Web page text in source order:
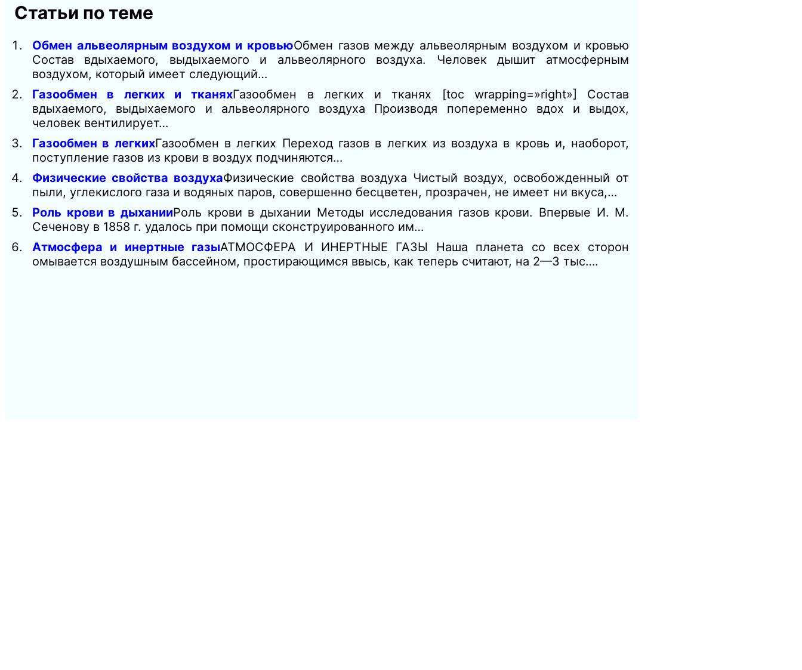
Статьи по теме
Обмен альвеолярным воздухом и кровьюОбмен газов между альвеолярным воздухом и кровью
Состав вдыхаемого, выдыхаемого и альвеолярного воздуха. Человек дышит атмосферным
воздухом, который имеет следующий…
Газообмен в легких и тканяхГазообмен в легких и тканях [toc wrapping=»right»] Состав
вдыхаемого, выдыхаемого и альвеолярного воздуха Производя попеременно вдох и выдох,
человек вентилирует…
Газообмен в легкихГазообмен в легких Переход газов в легких из воздуха в кровь и, наоборот,
поступление газов из крови в воздух подчиняются…
Физические свойства воздухаФизические свойства воздуха Чистый воздух, освобож­денный от
пыли, углекислого газа и водяных паров, совершенно бесцветен, прозрачен, не имеет ни вкуса,…
Роль крови в дыханииРоль крови в дыхании Методы исследования газов крови. Впервые И. М.
Сеченову в 1858 г. удалось при помощи сконструированного им…
Атмосфера и инертные газыАТМОСФЕРА И ИНЕРТНЫЕ ГАЗЫ Наша планета со всех сторон
омывается воздушным бассейном, простирающимся ввысь, как теперь считают, на 2—3 тыс….